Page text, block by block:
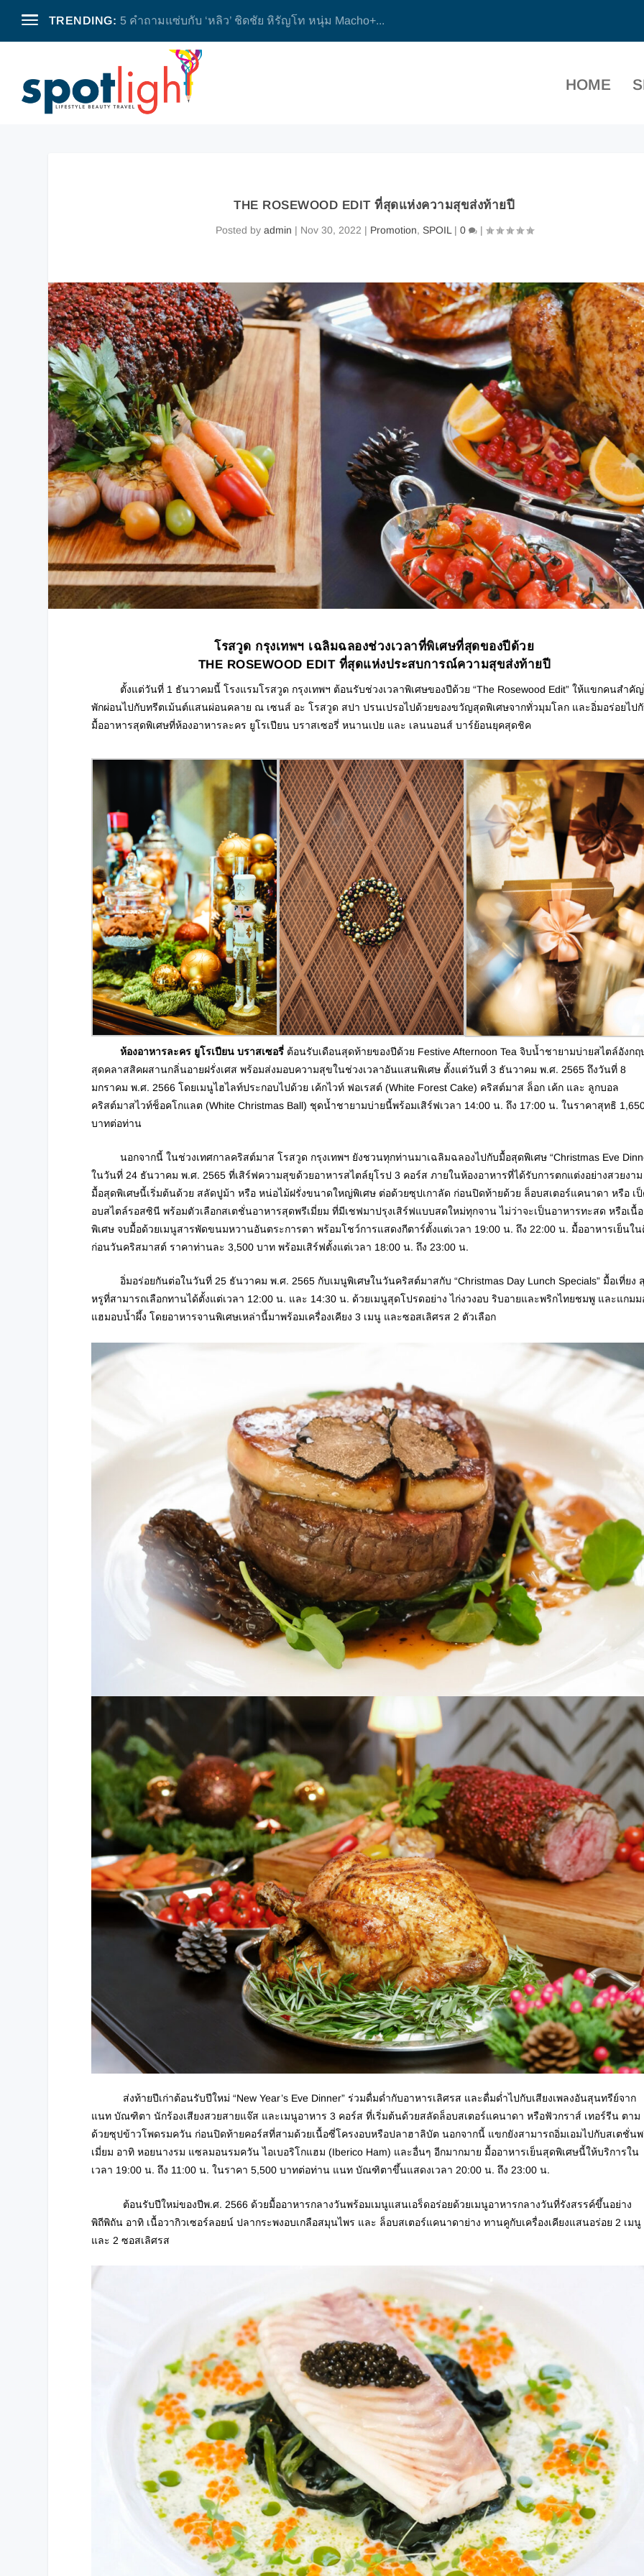
TRENDING: 5 คำถามแซ่บกับ ‘หลิว’ ชิดชัย หิรัญโท หนุ่ม Macho+...
HOME
THE ROSEWOOD EDIT ที่สุดแห่งความสุขส่งท้ายปี
Posted by admin | Nov 30, 2022 | Promotion, SPOIL| 0 |
โรสวูด กรุงเทพฯ เฉลิมฉลองช่วงเวลาที่พิเศษที่สุดของปีด้วย
THE ROSEWOOD EDIT ที่สุดแห่งประสบการณ์ความสุขส่งท้ายปี
ตั้งแต่วันที่ 1 ธันวาคมนี้ โรงแรมโรสวูด กรุงเทพฯ ต้อนรับช่วงเวลาพิเศษของปีด้วย “The Rosewood Edit” ให้แขกคนสำคั
พักผ่อนไปกับทรีตเม้นต์แสนผ่อนคลาย ณ เซนส์ อะ โรสวูด สปา ปรนเปรอไปด้วยของขวัญสุดพิเศษจากทั่วมุมโลก และอิ่มอร่อยไป
มื้ออาหารสุดพิเศษที่ห้องอาหารละคร ยูโรเปียน บราสเซอรี่ หนานเป่ย และ เลนนอนส์ บาร์ย้อนยุคสุดชิค
ห้องอาหารละคร ยูโรเปียน บราสเซอรี่ ต้อนรับเดือนสุดท้ายของปีด้วย Festive Afternoon Tea จิบน้ำชายามบ่ายสไตล์อังกฤ
สุดคลาสสิคผสานกลิ่นอายฝรั่งเศส พร้อมส่งมอบความสุขในช่วงเวลาอันแสนพิเศษ ตั้งแต่วันที่ 3 ธันวาคม พ.ศ. 2565 ถึงวันที่ 8
มกราคม พ.ศ. 2566 โดยเมนูไฮไลท์ประกอบไปด้วย เค้กไวท์ ฟอเรสต์ (White Forest Cake) คริสต์มาส ล็อก เค้ก และ ลูกบอล
คริสต์มาสไวท์ช็อคโกแลต (White Christmas Ball) ชุดน้ำชายามบ่ายนี้พร้อมเสิร์ฟเวลา 14:00 น. ถึง 17:00 น. ในราคาสุทธิ
บาทต่อท่าน
นอกจากนี้ ในช่วงเทศกาลคริสต์มาส โรสวูด กรุงเทพฯ ยังชวนทุกท่านมาเฉลิมฉลองไปกับมื้อสุดพิเศษ “Christmas Eve
ในวันที่ 24 ธันวาคม พ.ศ. 2565 ที่เสิร์ฟความสุขด้วยอาหารสไตล์ยุโรป 3 คอร์ส ภายในห้องอาหารที่ได้รับการตกแต่งอย่างสวยงาม
มื้อสุดพิเศษนี้เริ่มต้นด้วย สลัดปูม้า หรือ หน่อไม้ฝรั่งขนาดใหญ่พิเศษ ต่อด้วยซุปเกาลัด ก่อนปิดท้ายด้วย ล็อบสเตอร์แคนาดา หรือ เ
อบสไตล์รอสซินี พร้อมตัวเลือกสเตชั่นอาหารสุดพรีเมี่ยม ที่มีเชฟมาปรุงเสิร์ฟแบบสดใหม่ทุกจาน ไม่ว่าจะเป็นอาหารทะสด หรือเนื้
พิเศษ จบมื้อด้วยเมนูสารพัดขนมหวานอันตระการตา พร้อมโชว์การแสดงกีตาร์ตั้งแต่เวลา 19:00 น. ถึง 22:00 น. มื้ออาหารเย็นใ
ก่อนวันคริสมาสต์ ราคาท่านละ 3,500 บาท พร้อมเสิร์ฟตั้งแต่เวลา 18:00 น. ถึง 23:00 น.
อิ่มอร่อยกันต่อในวันที่ 25 ธันวาคม พ.ศ. 2565 กับเมนูพิเศษในวันคริสต์มาสกับ “Christmas Day Lunch Specials” มื้อเที่ยง
หรูที่สามารถเลือกทานได้ตั้งแต่เวลา 12:00 น. และ 14:30 น. ด้วยเมนูสุดโปรดอย่าง ไก่งวงอบ ริบอายและพริกไทยชมพู และแกม
แฮมอบน้ำผึ้ง โดยอาหารจานพิเศษเหล่านี้มาพร้อมเครื่องเคียง 3 เมนู และซอสเลิศรส 2 ตัวเลือก
ส่งท้ายปีเก่าต้อนรับปีใหม่ “New Year’s Eve Dinner” ร่วมดื่มด่ำกับอาหารเลิศรส และดื่มด่ำไปกับเสียงเพลงอันสุนทรีย์จาก
แนท บัณฑิตา นักร้องเสียงสวยสายแจ๊ส และเมนูอาหาร 3 คอร์ส ที่เริ่มต้นด้วยสลัดล็อบสเตอร์แคนาดา หรือฟัวกราส์ เทอร์รีน ตาม
ด้วยซุปข้าวโพดรมควัน ก่อนปิดท้ายคอร์สที่สามด้วยเนื้อซี่โครงอบหรือปลาฮาลิบัต นอกจากนี้ แขกยังสามารถอิ่มเอมไปกับสเตชั่น
เมี่ยม อาทิ หอยนางรม แซลมอนรมควัน ไอเบอริโกแฮม (Iberico Ham) และอื่นๆ อีกมากมาย มื้ออาหารเย็นสุดพิเศษนี้ให้บริการใน
เวลา 19:00 น.​ ถึง 11:00 น. ในราคา 5,500 บาทต่อท่าน แนท บัณฑิตาขึ้นแสดงเวลา 20:00 น. ถึง 23:00 น.
ต้อนรับปีใหม่ของปีพ.ศ. 2566 ด้วยมื้ออาหารกลางวันพร้อมเมนูแสนเอร็ดอร่อยด้วยเมนูอาหารกลางวันที่รังสรรค์ขึ้นอย่าง
พิถีพิถัน อาทิ เนื้อวากิวเซอร์ลอยน์ ปลากระพงอบเกลือสมุนไพร และ ล็อบสเตอร์แคนาดาย่าง ทานคูกับเครื่องเคียงแสนอร่อย 2 เมนู
และ 2 ซอสเลิศรส